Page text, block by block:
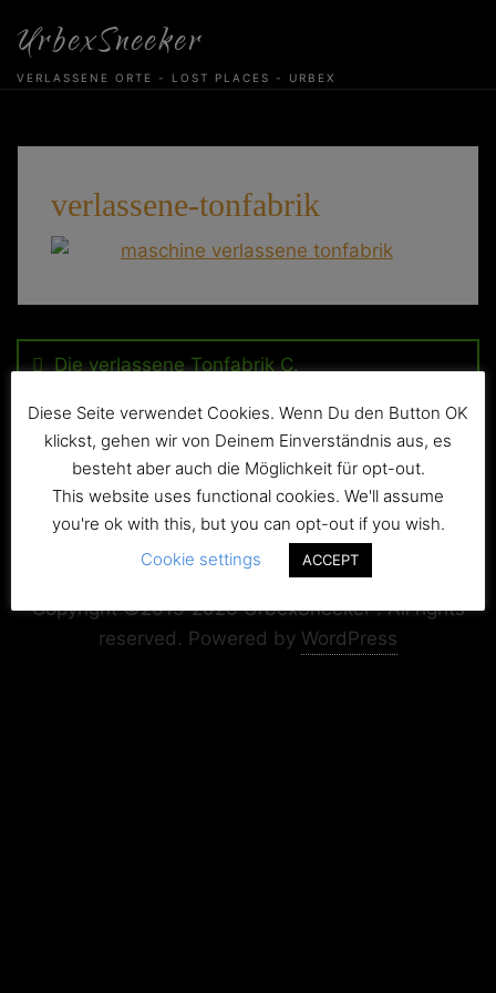
content
UrbexSneeker
VERLASSENE ORTE - LOST PLACES - URBEX
verlassene-tonfabrik
Die verlassene Tonfabrik C.
Copyright+Impressum Privacy & Cookie Policy
Copyright ©2015-2026 UrbexSneeker . All rights
reserved. Powered by WordPress
Diese Seite verwendet Cookies. Wenn Du den Button OK
klickst, gehen wir von Deinem Einverständnis aus, es
besteht aber auch die Möglichkeit für opt-out.
This website uses functional cookies. We'll assume
you're ok with this, but you can opt-out if you wish.
Cookie settings
ACCEPT